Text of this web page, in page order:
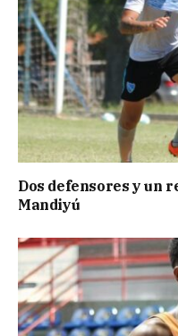
Dos defensores y un
Mandiyú